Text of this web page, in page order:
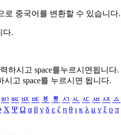
로 중국어를 변환할 수 있습니다.
다.
하시고 space를누르시면됩니다.
시고 space를 누르시면 됩니다.
ㅴ ㅵ ㅶ ㅷ ㅸ ㅹ ㅺ ㅻ ㅼ ㅽ ㅾ ㅿ
Χ Ψ Ω α β γ δ ε ζ η θ ι κ λ μ ν ξ ο π